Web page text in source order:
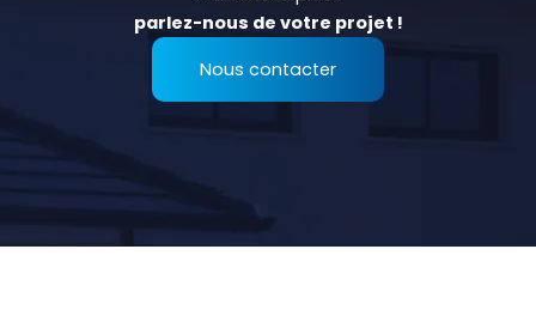
parlez-nous de votre projet !
Nous contacter